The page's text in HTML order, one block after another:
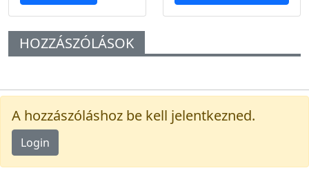
HOZZÁSZÓLÁSOK
A hozzászóláshoz be kell jelentkezned.
Login